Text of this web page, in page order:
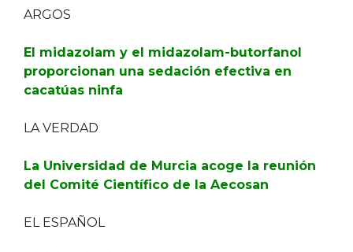
ARGOS
El midazolam y el midazolam-butorfanol
proporcionan una sedación efectiva en
cacatúas ninfa
LA VERDAD
La Universidad de Murcia acoge la reunión
del Comité Científico de la Aecosan
EL ESPAÑOL